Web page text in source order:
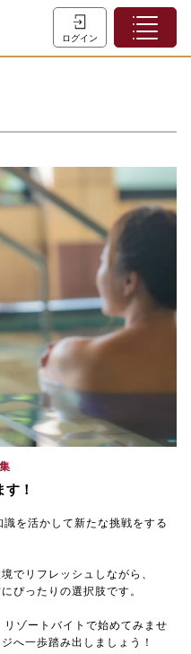
ログイン
ログイン
959
土日・祝日定休
！
を活かして新たな挑戦をする
でリフレッシュしながら、
ぴったりの選択肢です。
ゾートバイトで始めてみませ
へ一歩踏み出しましょう！